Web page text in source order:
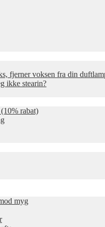
fjerner voksen fra din
ikke stearin?
rabat)
myg